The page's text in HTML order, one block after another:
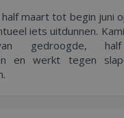
half maart tot begin juni
iets uitdunnen.
gedroogde,
en werkt tegen